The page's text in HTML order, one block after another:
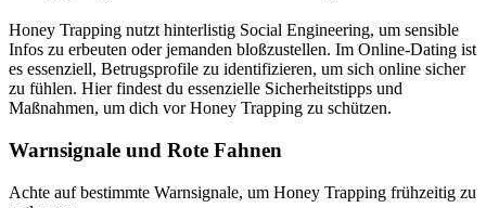
Honey Trapping nutzt hinterlistig Social Engineering, um sensible
Infos zu erbeuten oder jemanden bloßzustellen. Im Online-Dating ist
es essenziell, Betrugsprofile zu identifizieren, um sich online sicher
zu fühlen. Hier findest du essenzielle Sicherheitstipps und
Maßnahmen, um dich vor Honey Trapping zu schützen.
Warnsignale und Rote Fahnen
Achte auf bestimmte Warnsignale, um Honey Trapping frühzeitig zu